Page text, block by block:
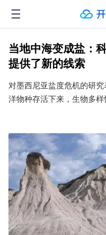
当地中海变成盐：
提供了新的线索
对墨西尼亚盐度危机的研
洋物种存活下来，生物多样